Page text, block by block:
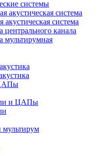
системы
акустическая система
акустическая система
центрального канала
мультирумная
и ЦАПы